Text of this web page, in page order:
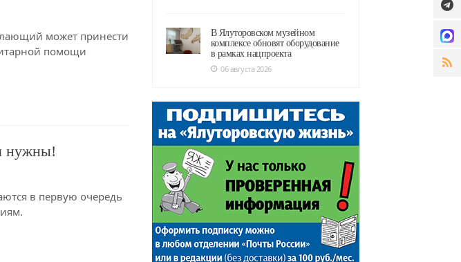
может принести
помощи
нужны!
в первую очередь
В Ялуторовском музейном
комплексе обновят оборудование
в рамках нацпроекта
06 августа 2026